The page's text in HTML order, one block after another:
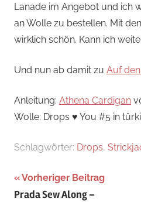
Lanade im Angebot und ich
an Wolle zu bestellen. Mit
wirklich schön. Kann ich
Und nun ab damit zu Auf
Anleitung: Athena Cardigan
Wolle: Drops ♥ You #5 in
Schlagwörter: Drops,
Vorheriger Beitrag
Prada Sew Along –